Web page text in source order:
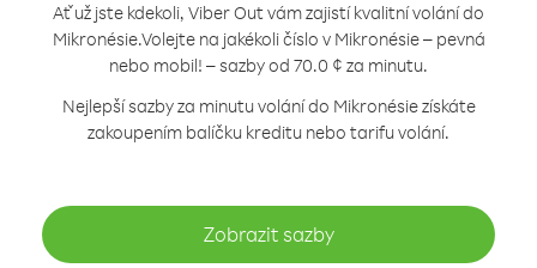
Ať už jste kdekoli, Viber Out vám zajistí kvalitní volání do
Mikronésie.Volejte na jakékoli číslo v Mikronésie – pevná
nebo mobil! – sazby od 70.0 ¢ za minutu.
Nejlepší sazby za minutu volání do Mikronésie získáte
zakoupením balíčku kreditu nebo tarifu volání.
Zobrazit sazby